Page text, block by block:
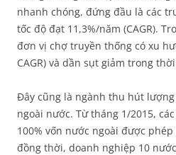
nhanh chóng, đứng đầu là các
tốc độ đạt 11,3%/năm (CAGR).
đơn vị chợ truyền thống có xu
CAGR) và dần sụt giảm trong
Đây cũng là ngành thu hút
ngoài nước. Từ tháng 1/2015,
100% vốn nước ngoài được
đồng thời, doanh nghiệp 10